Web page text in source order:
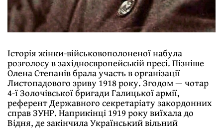
Історія жінки-військовополоненої набула
розголосу в західноєвропейській пресі. Пізніше
Олена Степанів брала участь в організації
Листопадового зриву 1918 року. Згодом — чотар
4-ї Золочівської бригади Галицької армії,
референт Державного секретаріату закордонних
справ ЗУНР. Наприкінці 1919 року виїхала до
Відня, де закінчила Український вільний